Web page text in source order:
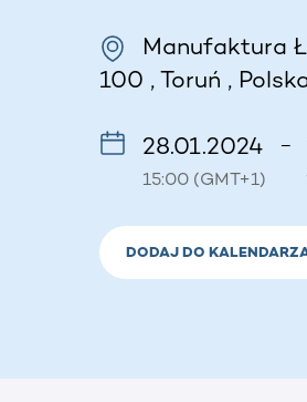
Manufaktura
100 , Toruń ,
28.01.2024
15:00 (GMT+1)
–
DODAJ DO